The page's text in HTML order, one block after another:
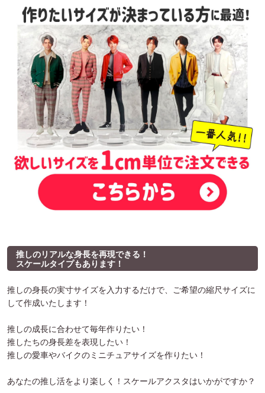
推しのリアルな身長を再現できる！
スケールタイプもあります！
推しの身長の実寸サイズを入力するだけで、ご希望の縮尺サイズに
して作成いたします！
推しの成長に合わせて毎年作りたい！
推したちの身長差を表現したい！
推しの愛車やバイクのミニチュアサイズを作りたい！
あなたの推し活をより楽しく！スケールアクスタはいかがですか？